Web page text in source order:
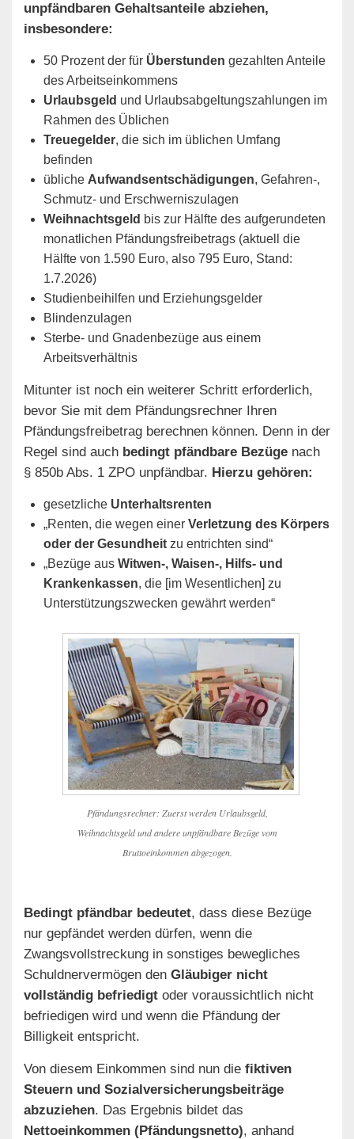
unpfändbaren Gehaltsanteile abziehen,
insbesondere:
50 Prozent der für Überstunden gezahlten Anteile
des Arbeitseinkommens
Urlaubsgeld und Urlaubsabgeltungszahlungen im
Rahmen des Üblichen
Treuegelder, die sich im üblichen Umfang
befinden
übliche Aufwandsentschädigungen, Gefahren-,
Schmutz- und Erschwerniszulagen
Weihnachtsgeld bis zur Hälfte des aufgerundeten
monatlichen Pfändungsfreibetrags (aktuell die
Hälfte von 1.590 Euro, also 795 Euro, Stand:
1.7.2026)
Studienbeihilfen und Erziehungsgelder
Blindenzulagen
Sterbe- und Gnadenbezüge aus einem
Arbeitsverhältnis
Mitunter ist noch ein weiterer Schritt erforderlich,
bevor Sie mit dem Pfändungsrechner Ihren
Pfändungsfreibetrag berechnen können. Denn in der
Regel sind auch bedingt pfändbare Bezüge nach
§ 850b Abs. 1 ZPO unpfändbar. Hierzu gehören:
gesetzliche Unterhaltsrenten
„Renten, die wegen einer Verletzung des Körpers
oder der Gesundheit zu entrichten sind“
„Bezüge aus Witwen-, Waisen-, Hilfs- und
Krankenkassen, die [im Wesentlichen] zu
Unterstützungszwecken gewährt werden“
Pfändungsrechner: Zuerst werden Urlaubsgeld,
Weihnachtsgeld und andere unpfändbare Bezüge vom
Bruttoeinkommen abgezogen.
Bedingt pfändbar bedeutet, dass diese Bezüge
nur gepfändet werden dürfen, wenn die
Zwangsvollstreckung in sonstiges bewegliches
Schuldnervermögen den Gläubiger nicht
vollständig befriedigt oder voraussichtlich nicht
befriedigen wird und wenn die Pfändung der
Billigkeit entspricht.
Von diesem Einkommen sind nun die fiktiven
Steuern und Sozialversicherungsbeiträge
abzuziehen. Das Ergebnis bildet das
Nettoeinkommen (Pfändungsnetto), anhand